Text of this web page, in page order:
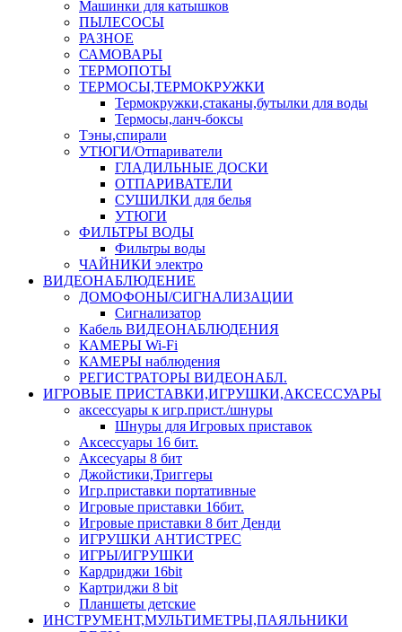
Машинки для катышков
ПЫЛЕСОСЫ
РАЗНОЕ
САМОВАРЫ
ТЕРМОПОТЫ
ТЕРМОСЫ,ТЕРМОКРУЖКИ
Термокружки,стаканы,бутылки для воды
Термосы,ланч-боксы
Тэны,спирали
УТЮГИ/Отпариватели
ГЛАДИЛЬНЫЕ ДОСКИ
ОТПАРИВАТЕЛИ
СУШИЛКИ для белья
УТЮГИ
ФИЛЬТРЫ ВОДЫ
Фильтры воды
ЧАЙНИКИ электро
ВИДЕОНАБЛЮДЕНИЕ
ДОМОФОНЫ/СИГНАЛИЗАЦИИ
Сигнализатор
Кабель ВИДЕОНАБЛЮДЕНИЯ
КАМЕРЫ Wi-Fi
КАМЕРЫ наблюдения
РЕГИСТРАТОРЫ ВИДЕОНАБЛ.
ИГРОВЫЕ ПРИСТАВКИ,ИГРУШКИ,АКСЕССУАРЫ
аксесcуары к игр.прист./шнуры
Шнуры для Игровых приставок
Аксессуары 16 бит.
Аксесуары 8 бит
Джойстики,Триггеры
Игр.приставки портативные
Игровые приставки 16бит.
Игровые приставки 8 бит Денди
ИГРУШКИ АНТИСТРЕС
ИГРЫ/ИГРУШКИ
Кардриджи 16bit
Картриджи 8 bit
Планшеты детские
ИНСТРУМЕНТ,МУЛЬТИМЕТРЫ,ПАЯЛЬНИКИ